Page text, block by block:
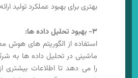
بهتری برای بهبود عملکرد تولید
۳- بهبود تحلیل داده ها:
استفاده از الگوریتم های هوش
ماشینی در تحلیل داده ها به
را می دهد تا اطلاعات بیشتری